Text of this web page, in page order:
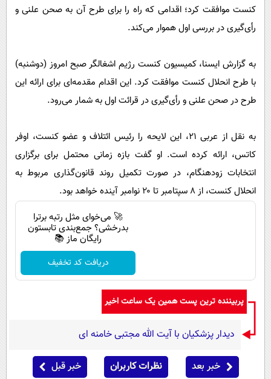
سرگرمی
فناوری
محیط زیست
فرهنگی
بین الملل
سیاست خارجی
پیامک
روانشناسی
دانلود
کنست موافقت کرد؛ اقدامی که راه را برای طرح آن به صحن علنی و
رأی‌گیری در بررسی اول هموار می‌کند.
به گزارش ایسنا، کمیسیون کنست رژیم اشغالگر صبح امروز (دوشنبه)
با طرح انحلال کنست موافقت کرد. این اقدام مقدمه‌ای برای ارائه این
طرح در صحن علنی و رأی‌گیری در قرائت اول به شمار می‌رود.
به نقل از عربی ۲۱، این لایحه را رئیس ائتلاف و عضو کنست، اوفر
کاتس، ارائه کرده است. او گفت بازه زمانی محتمل برای برگزاری
انتخابات زودهنگام، در صورت تکمیل روند قانون‌گذاری مربوط به
انحلال کنست، از ۸ سپتامبر تا ۲۰ نوامبر آینده خواهد بود.
🚀 می‌خوای مثل رتبه برترا
بدرخشی؟ جمع‌بندی تابستون
رایگان ماز 📚
دریافت کد تخفیف
پربیننده ترین پست همین یک ساعت اخیر
دیدار پزشکیان با آیت الله مجتبی خامنه ای
خبر بعد نظرات کاربران خبر قبل